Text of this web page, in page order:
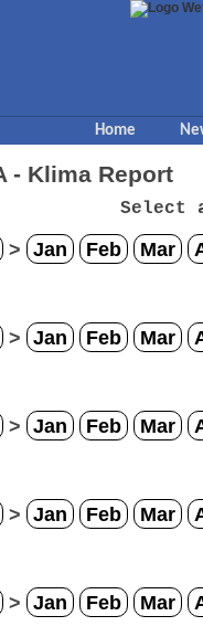
Home
- Klima Report
Select
> Jan Feb Mar
> Jan Feb Mar
> Jan Feb Mar
> Jan Feb Mar
> Jan Feb Mar